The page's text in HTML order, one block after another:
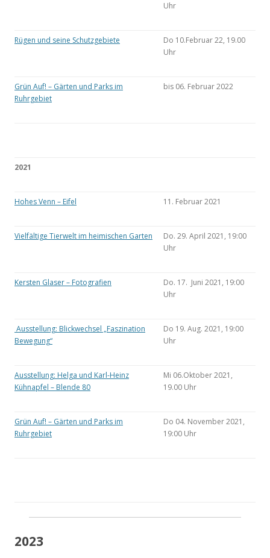
Uhr
Rügen und seine Schutzgebiete
Do 10.Februar 22, 19.00
Uhr
Grün Auf! – Gärten und Parks im
Ruhrgebiet
bis 06. Februar 2022
2021
Hohes Venn – Eifel 11. Februar 2021
Vielfältige Tierwelt im heimischen Garten
Do. 29. April 2021, 19:00
Uhr
Kersten Glaser – Fotografien
Do. 17. Juni 2021, 19:00
Uhr
Ausstellung: Blickwechsel „Faszination
Bewegung“
Do 19. Aug. 2021, 19:00
Uhr
Ausstellung: Helga und Karl-Heinz
Kühnapfel – Blende 80
Mi 06.Oktober 2021,
19.00 Uhr
Grün Auf! – Gärten und Parks im
Ruhrgebiet
Do 04. November 2021,
19:00 Uhr
2023